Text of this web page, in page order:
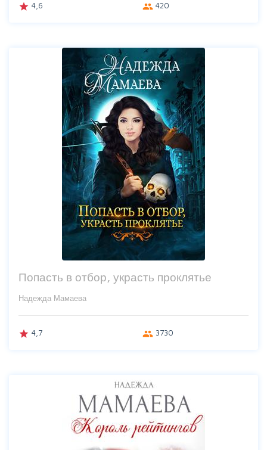
grade 4,6 group 420
Попасть в отбор, украсть проклятье
Надежда Мамаева
grade 4,7 group 3730